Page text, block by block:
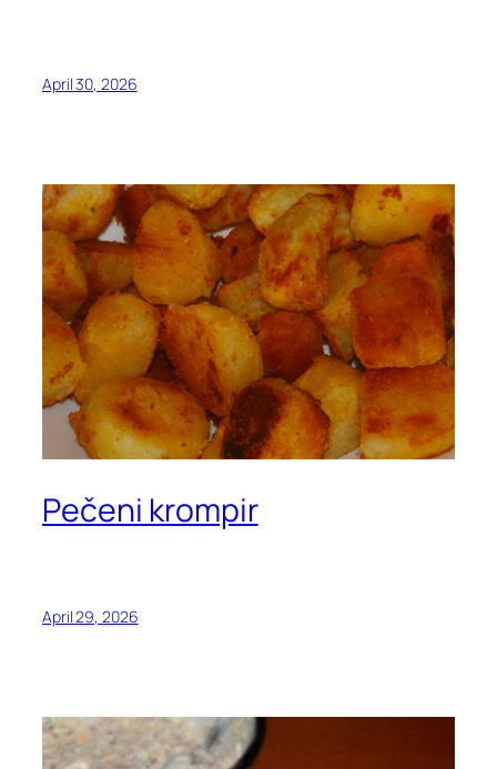
April 30, 2026
Pečeni krompir
April 29, 2026